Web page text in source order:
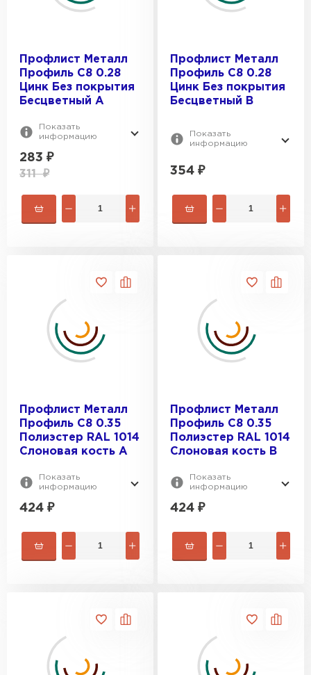
Профлист Металл
Профиль C8 0.28
Цинк Без покрытия
Бесцветный A
Показать
информацию
283 ₽
311₽
Профлист Металл
Профиль C8 0.28
Цинк Без покрытия
Бесцветный B
Показать
информацию
354 ₽
Профлист Металл
Профиль C8 0.35
Полиэстер RAL 1014
Слоновая кость A
Показать
информацию
424 ₽
Профлист Металл
Профиль C8 0.35
Полиэстер RAL 1014
Слоновая кость B
Показать
информацию
424 ₽